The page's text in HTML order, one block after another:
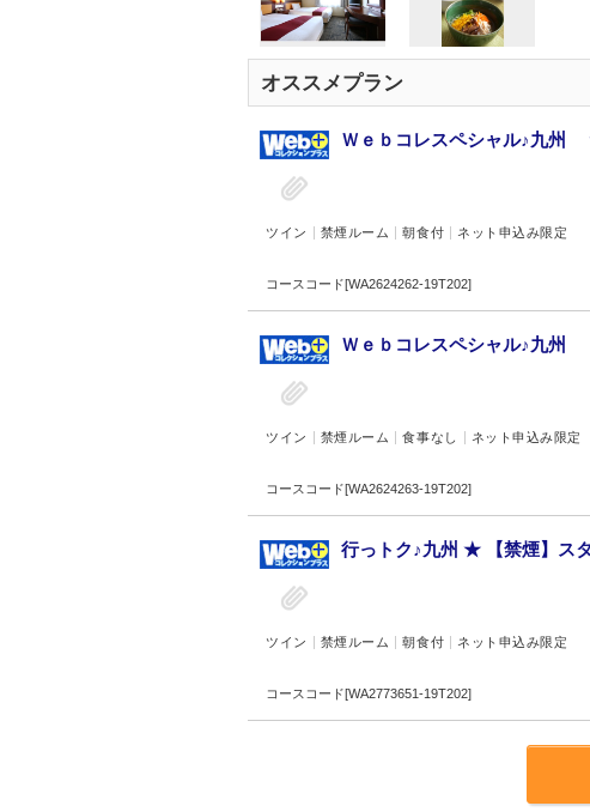
オススメプラン
Ｗｅｂコレスペシャル♪九州
ツイン 禁煙ルーム 朝食付 ネット申込み限定
コースコード[WA2624262-19T202]
Ｗｅｂコレスペシャル♪九州
ツイン 禁煙ルーム 食事なし ネット申込み限定
コースコード[WA2624263-19T202]
行っトク♪九州 ★ 【禁煙】ス
ツイン 禁煙ルーム 朝食付 ネット申込み限定
コースコード[WA2773651-19T202]